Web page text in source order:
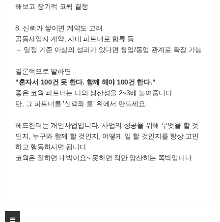
해보고 장기적 코웍 결정
8. 신뢰가 쌓이면 계약도 고려
공동사업자 계약, 사내 파트너로 합류 등
→ 일정 기준 이상의 성과가 있다면 창업/동업 관계로 확장 가능
결론적으로 말하면
"혼자서 100건 못 한다. 함께 해야 100건 한다."
좋은 코웍 파트너는 나의 생산성을 2~3배 높여줍니다.
단, 그 파트너를 '신뢰와 룰' 위에서 만드세요.
헤드헌터는 개인사업입니다. 사업의 성공을 위해 무엇을 할 것
인지, 누구와 함께 할 것인지, 어떻게 일 할 것인지를 항상 고민
하고 행동하시면 됩니다
코웍은 잘하면 대박이요~ 못하면 적만 양산하는 쪽박입니다